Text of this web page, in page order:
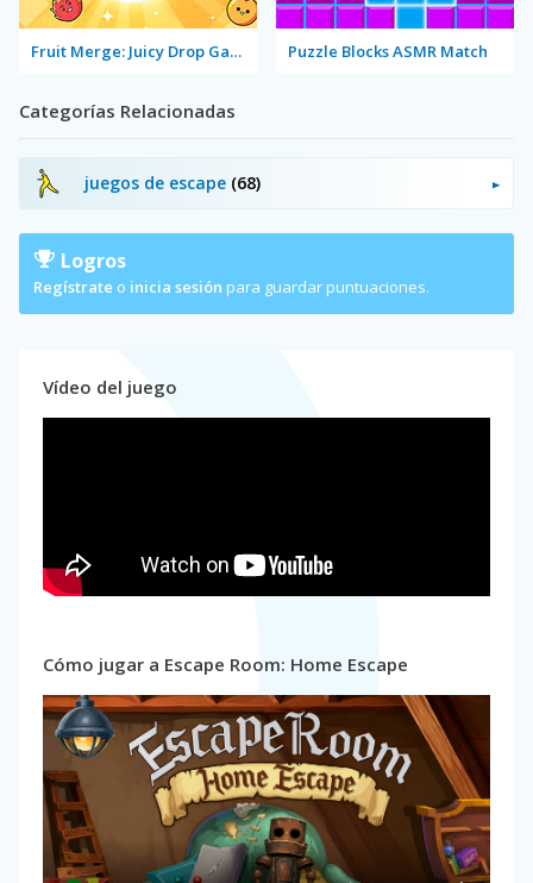
Fruit Merge: Juicy Drop Game Puzzle Blocks ASMR Match
Categorías Relacionadas
juegos de escape (68)
Logros
Regístrate o inicia sesión para guardar puntuaciones.
Vídeo del juego
Cómo jugar a Escape Room: Home Escape